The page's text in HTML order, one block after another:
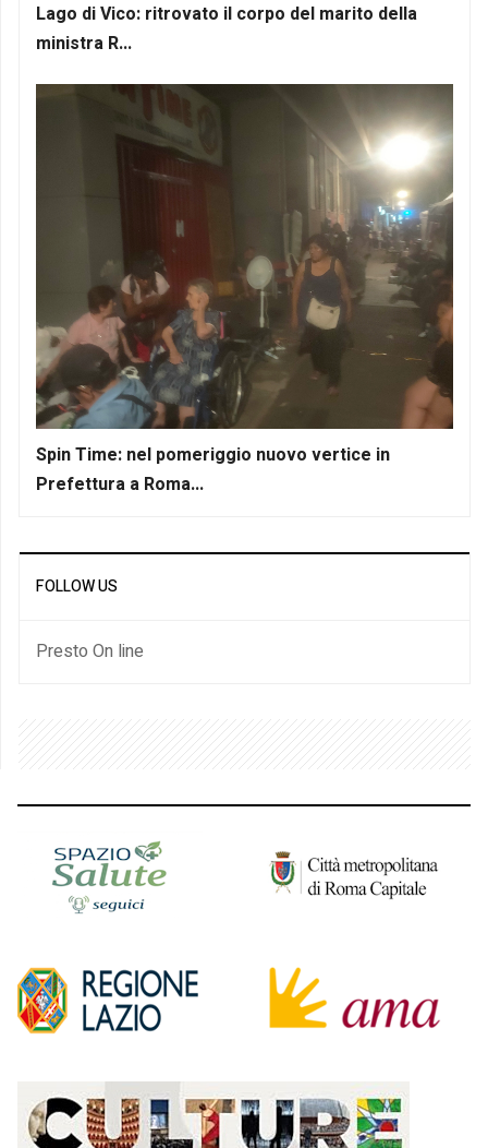
Lago di Vico: ritrovato il corpo del marito della
ministra R...
Spin Time: nel pomeriggio nuovo vertice in
Prefettura a Roma...
FOLLOW US
Presto On line